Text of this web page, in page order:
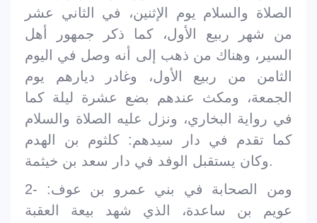
الصلاة والسلام يوم الإثنين، في الثاني عشر
من شهر ربيع الأول، كما ذكر جمهور أهل
السير، وهناك من ذهب إلى أنه وصل في اليوم
الثامن من ربيع الأول، وغادر ديارهم يوم
الجمعة، ومكث عندهم بضع عشرة ليلة كما
في رواية البخاري، ونزل عليه الصلاة والسلام
كما تقدم في دار سيدهم: كلثوم بن الهدم
وكان يستقبل الوفد في دار سعد بن خيثمة.
2- ومن الصحابة في بني عمرو بن عوف:
عويم بن ساعدة، الذي شهد بيعة العقبة